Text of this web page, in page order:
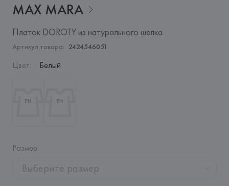
MAX MARA
Платок DOROTY из натурального шелка
Артикул товара: 2424546051
Цвет: Белый
Размер:
Выберите размер